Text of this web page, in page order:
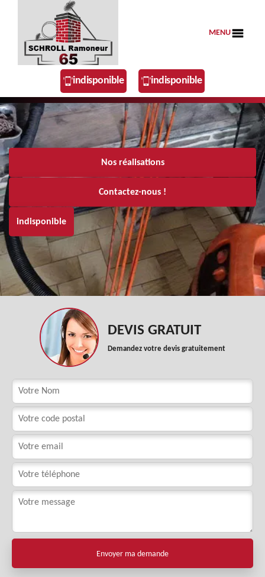
MENU
indisponible indisponible
Nos réalisations
Contactez-nous !
indisponible
DEVIS GRATUIT
Demandez votre devis gratuitement